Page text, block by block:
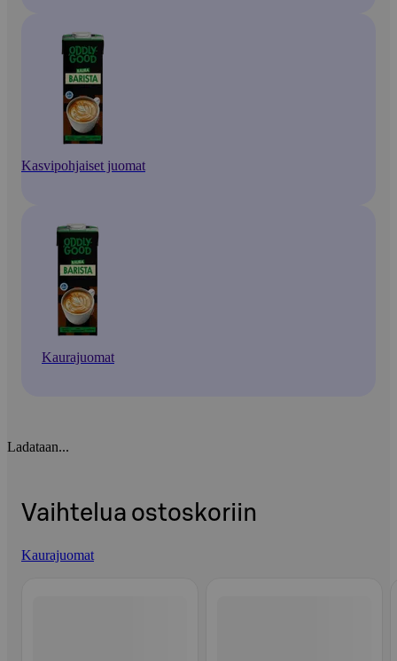
Kasvipohjaiset juomat
Kaurajuomat
Ladataan...
Vaihtelua ostoskoriin
Kaurajuomat